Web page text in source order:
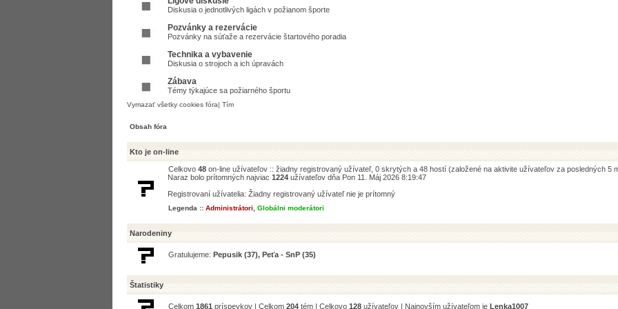
Diskusia o jednotlivých ligách v požianom športe
Pozvánky a rezervácie
Pozvánky na súťaže a rezervácie štartového poradia
Technika a vybavenie
Diskusia o strojoch a ich úpravách
Zábava
Témy týkajúce sa požiarného športu
Vymazať všetky cookies fóra| Tím
Obsah fóra
Kto je on-line
Celkovo 48 on-line užívateľov :: žiadny registrovaný užívateľ, 0 skrytých a 48 hostí (založené na aktivite užívateľov za posledných 5
Naraz bolo prítomných najviac 1224 užívateľov dňa Pon 11. Máj 2026 8:19:47
Registrovaní užívatelia: Žiadny registrovaný užívateľ nie je prítomný
Legenda :: Administrátori Globálni moderátori
Narodeniny
Gratulujeme: Pepusik (37), Peťa - SnP (35)
Štatistiky
Celkom 1861 príspevkov | Celkom 204 tém | Celkovo 128 užívateľov | Najnovším užívateľom je Lenka1007